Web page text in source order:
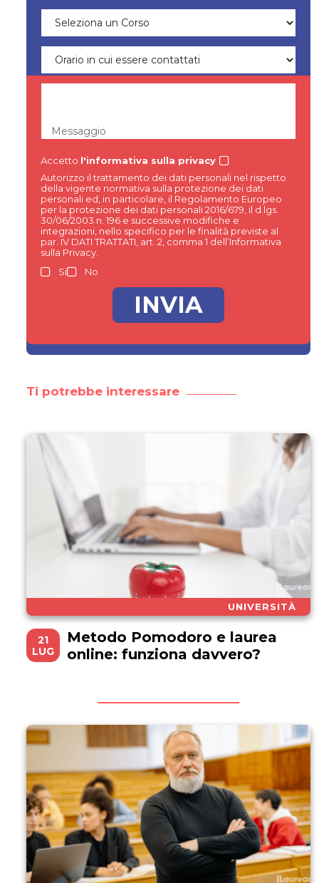
Messaggio
Accetto l'informativa sulla privacy
Autorizzo il trattamento dei dati personali nel rispetto
della vigente normativa sulla protezione dei dati
personali ed, in particolare, il Regolamento Europeo
per la protezione dei dati personali 2016/679, il d.lgs.
30/06/2003 n. 196 e successive modifiche e
integrazioni, nello specifico per le finalità previste al
par. IV DATI TRATTATI, art. 2, comma 1 dell’Informativa
sulla Privacy.
Si
No
Ti potrebbe interessare
UNIVERSITÀ
21
LUG
Metodo Pomodoro e laurea
online: funziona davvero?